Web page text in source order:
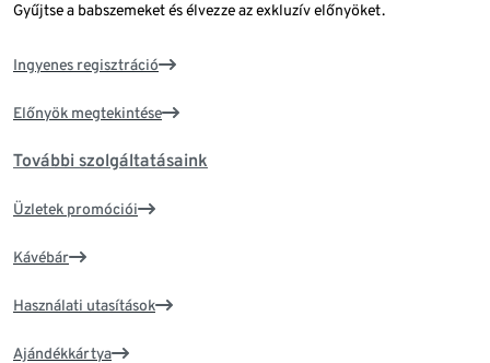
Gyűjtse a babszemeket és élvezze az exkluzív előnyöket.
Ingyenes regisztráció
Előnyök megtekintése
További szolgáltatásaink
Üzletek promóciói
Kávébár
Használati utasítások
Ajándékkártya